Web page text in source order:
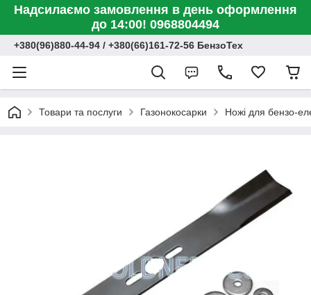
Надсилаємо замовлення в день оформлення
до 14:00! 0968804494
+380(96)880-44-94 / +380(66)161-72-56 БензоТех
Товари та послуги Газонокосарки Ножі для бензо-